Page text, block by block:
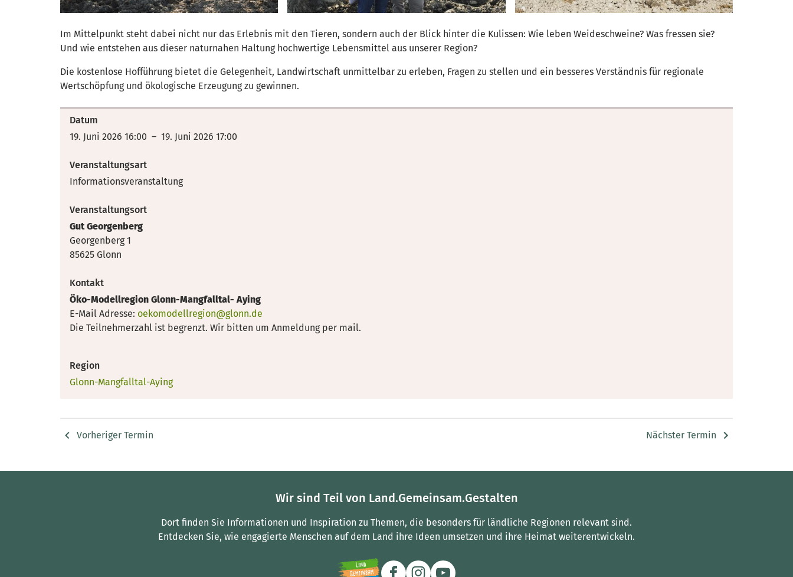
Im Mittelpunkt steht dabei nicht nur das Erlebnis mit den Tieren, sondern auch der Blick hinter die Kulissen: Wie leben Weideschweine? Was fressen sie?
Und wie entstehen aus dieser naturnahen Haltung hochwertige Lebensmittel aus unserer Region?
Die kostenlose Hofführung bietet die Gelegenheit, Landwirtschaft unmittelbar zu erleben, Fragen zu stellen und ein besseres Verständnis für regionale
Wertschöpfung und ökologische Erzeugung zu gewinnen.
Datum
19. Juni 2026 16:00 – 19. Juni 2026 17:00
Veranstaltungsart
Informationsveranstaltung
Veranstaltungsort
Gut Georgenberg
Georgenberg 1
85625 Glonn
Kontakt
Öko-Modellregion Glonn-Mangfalltal- Aying
E-Mail Adresse: oekomodellregion@glonn.de
Die Teilnehmerzahl ist begrenzt. Wir bitten um Anmeldung per mail.
Region
Glonn-Mangfalltal-Aying
Vorheriger Termin Nächster Termin
Wir sind Teil von Land.Gemeinsam.Gestalten
Dort finden Sie Informationen und Inspiration zu Themen, die besonders für ländliche Regionen relevant sind.
Entdecken Sie, wie engagierte Menschen auf dem Land ihre Ideen umsetzen und ihre Heimat weiterentwickeln.